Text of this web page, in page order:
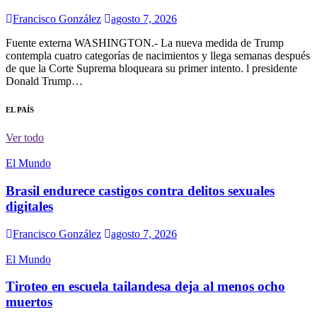
Francisco González
agosto 7, 2026
Fuente externa WASHINGTON.- La nueva medida de Trump
contempla cuatro categorías de nacimientos y llega semanas después
de que la Corte Suprema bloqueara su primer intento. l presidente
Donald Trump…
EL PAÍS
Ver todo
El Mundo
Brasil endurece castigos contra delitos sexuales
digitales
Francisco González agosto 7, 2026
El Mundo
Tiroteo en escuela tailandesa deja al menos ocho
muertos